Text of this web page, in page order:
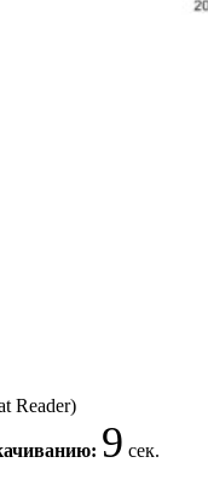
Reader)
9 сек.